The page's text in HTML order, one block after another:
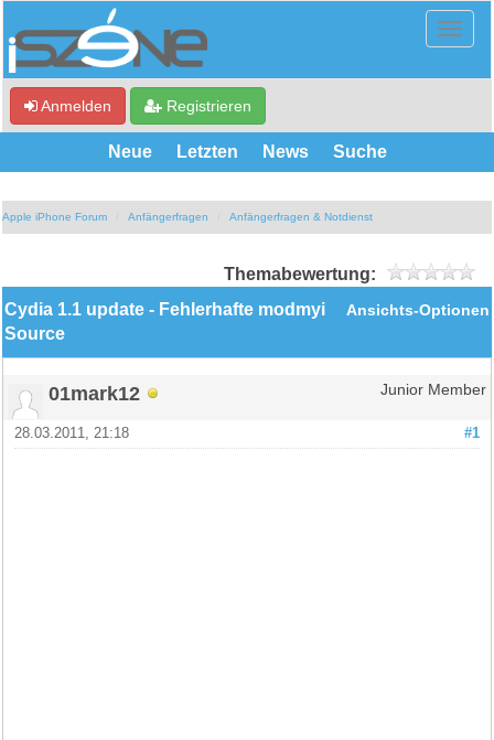
Anmelden Registrieren
Neue Letzten News Suche
Apple iPhone Forum Anfängerfragen Anfängerfragen & Notdienst
Themabewertung:
Ansichts-Optionen
Cydia 1.1 update - Fehlerhafte modmyi
Source
01mark12 Junior Member
#1
28.03.2011, 21:18